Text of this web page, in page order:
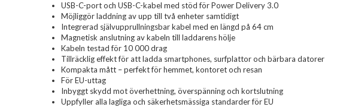
USB-C-port och USB-C-kabel med stöd för Power Delivery 3.0
Möjliggör laddning av upp till två enheter samtidigt
Integrerad självupprullningsbar kabel med en längd på 64 cm
Magnetisk anslutning av kabeln till laddarens hölje
Kabeln testad för 10 000 drag
Tillräcklig effekt för att ladda smartphones, surfplattor och bärbara datorer
Kompakta mått – perfekt för hemmet, kontoret och resan
För EU-uttag
Inbyggt skydd mot överhettning, överspänning och kortslutning
Uppfyller alla lagliga och säkerhetsmässiga standarder för EU